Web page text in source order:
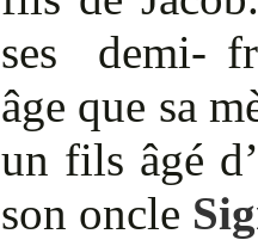
ses demi-
âge que sa
un fils âgé
son oncle